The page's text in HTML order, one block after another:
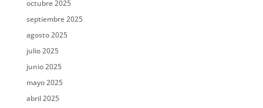
octubre 2025
septiembre 2025
agosto 2025
julio 2025
junio 2025
mayo 2025
abril 2025